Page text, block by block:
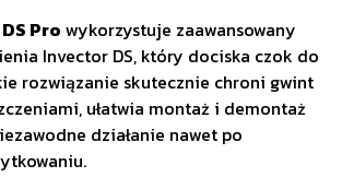
Pro wykorzystuje zaawansowany
Invector DS, który dociska czok do
rozwiązanie skutecznie chroni gwint
ułatwia montaż i demontaż
działanie nawet po